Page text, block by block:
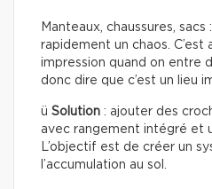
Manteaux, chaussures, sacs
rapidement un chaos. C’est
impression quand on entre
donc dire que c’est un lieu
ü Solution : ajouter des
avec rangement intégré et
L’objectif est de créer un
l’accumulation au sol.